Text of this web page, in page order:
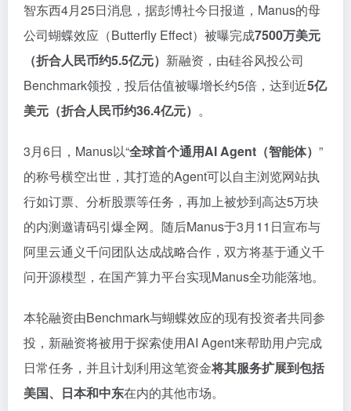
智东西4月25日消息，据彭博社今日报道，Manus的母
公司蝴蝶效应（Butterfly Effect）被曝完成7500万美元
（折合人民币约5.5亿元） 新融资，由硅谷风投公司
Benchmark领投，投后估值被曝增长约5倍，达到近5亿
美元（折合人民币约36.4亿元） 。
3月6日，Manus以“全球首个通用AI Agent（智能体） ”
的称号横空出世，其打造的Agent可以自主浏览网站执
行如订票、分析股票等任务，再加上被炒到高达5万块
的内测邀请码引爆全网。随后Manus于3月11日宣布与
阿里云通义千问团队达成战略合作，双方将基于通义千
问开源模型，在国产算力平台实现Manus全功能落地。
本轮融资由Benchmark与蝴蝶效应的现有投资者共同参
投，新融资将被用于探索使用AI Agent来帮助用户完成
日常任务，并且计划利用这笔资金将其服务扩展到包括
美国、日本和中东在内的其他市场。